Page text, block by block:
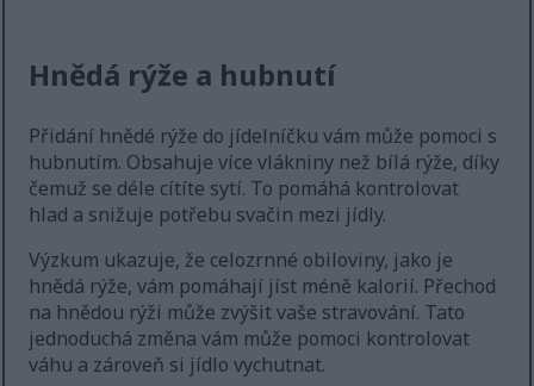
Hnědá rýže a hubnutí
Přidání hnědé rýže do jídelníčku vám může pomoci s
hubnutím. Obsahuje více vlákniny než bílá rýže, díky
čemuž se déle cítíte sytí. To pomáhá kontrolovat
hlad a snižuje potřebu svačin mezi jídly.
Výzkum ukazuje, že celozrnné obiloviny, jako je
hnědá rýže, vám pomáhají jíst méně kalorií. Přechod
na hnědou rýži může zvýšit vaše stravování. Tato
jednoduchá změna vám může pomoci kontrolovat
váhu a zároveň si jídlo vychutnat.